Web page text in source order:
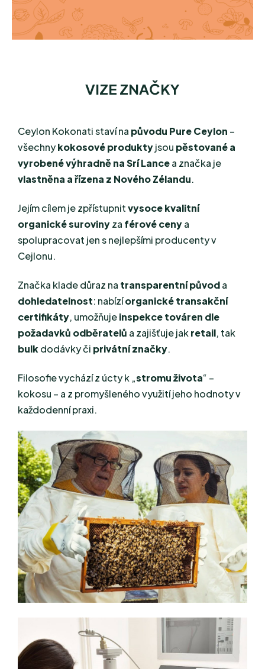
VIZE ZNAČKY
Ceylon Kokonati staví na původu Pure Ceylon –
všechnykokosové produktyjsou pěstované a
vyrobené výhradně na Srí Lancea značka je
vlastněna a řízena z Nového Zélandu.
Jejím cílem je zpřístupnitvysoce kvalitní
organické surovinyza férové cenya
spolupracovat jen s nejlepšími producenty v
Cejlonu.
Značka klade důraz na transparentní původa
dohledatelnost: nabízíorganické transakční
certifikáty, umožňujeinspekce továren dle
požadavků odběratelů a zajišťuje jakretail, tak
bulkdodávky či privátní značky.
Filosofie vychází z úcty k „stromu života“ –
kokosu – a z promyšleného využití jeho hodnoty v
každodenní praxi.